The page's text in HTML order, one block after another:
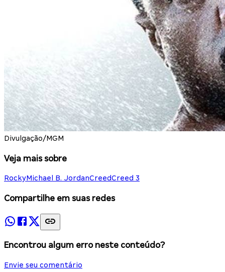
Divulgação/MGM
Veja mais sobre
RockyMichael B. JordanCreedCreed 3
Compartilhe em suas redes
Encontrou algum erro neste conteúdo?
Envie seu comentário